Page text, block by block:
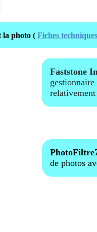
la photo ( Fiches
Faststone
de photos